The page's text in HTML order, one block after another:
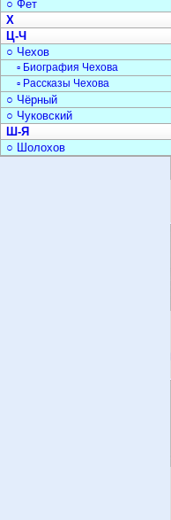
○ Фет
Х
Ц-Ч
○ Чехов
▫ Биография Чехова
▫ Рассказы Чехова
○ Чёрный
○ Чуковский
Ш-Я
○ Шолохов